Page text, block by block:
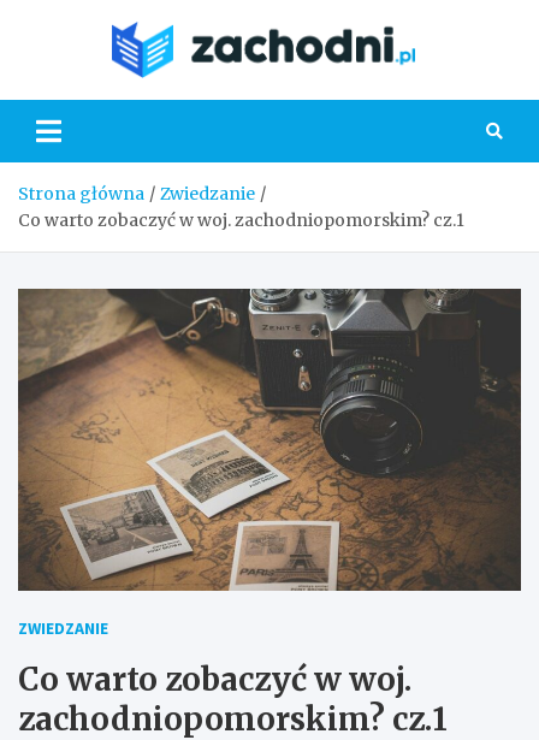
Strona główna
Zwiedzanie
Co warto zobaczyć w woj. zachodniopomorskim? cz.1
ZWIEDZANIE
Co warto zobaczyć w woj.
zachodniopomorskim? cz.1